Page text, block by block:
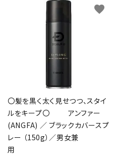
〇髪を黒く太く見せつつ、スタイ
ルをキープ〇 アンファー
(ANGFA) ／ ブラックカバースプ
レー （150g）／男女兼
用
favorite